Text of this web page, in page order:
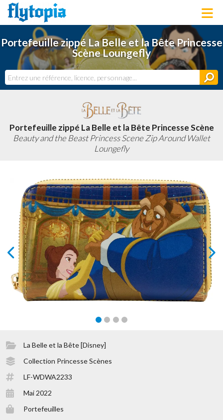
LOUNGEFLY
LICENCES
NOUVEAUTÉS
BONS PLANS
ACTUALITÉS
DERNIERS AJOUTS
Portefeuille zippé La Belle et la Bête Princesse
Scène Loungefly
Portefeuille zippé La Belle et la Bête Princesse Scène
Beauty and the Beast Princess Scene Zip Around Wallet
Loungefly
prev next
La Belle et la Bête [Disney]
Collection Princesse Scènes
LF-WDWA2233
Mai 2022
Portefeuilles